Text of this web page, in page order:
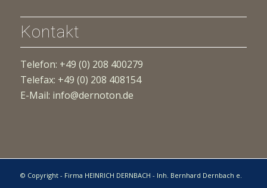
Kontakt
Telefon: +49 (0) 208 400279
Telefax: +49 (0) 208 408154
E-Mail: info@dernoton.de
© Copyright - Firma HEINRICH DERNBACH - Inh. Bernhard Dernbach e.